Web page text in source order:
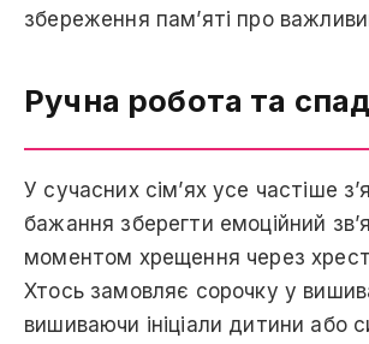
збереження пам’яті про
Ручна робота та
У сучасних сім’ях усе частіше
бажання зберегти емоційний
моментом хрещення через
Хтось замовляє сорочку у
вишиваючи ініціали дитини або